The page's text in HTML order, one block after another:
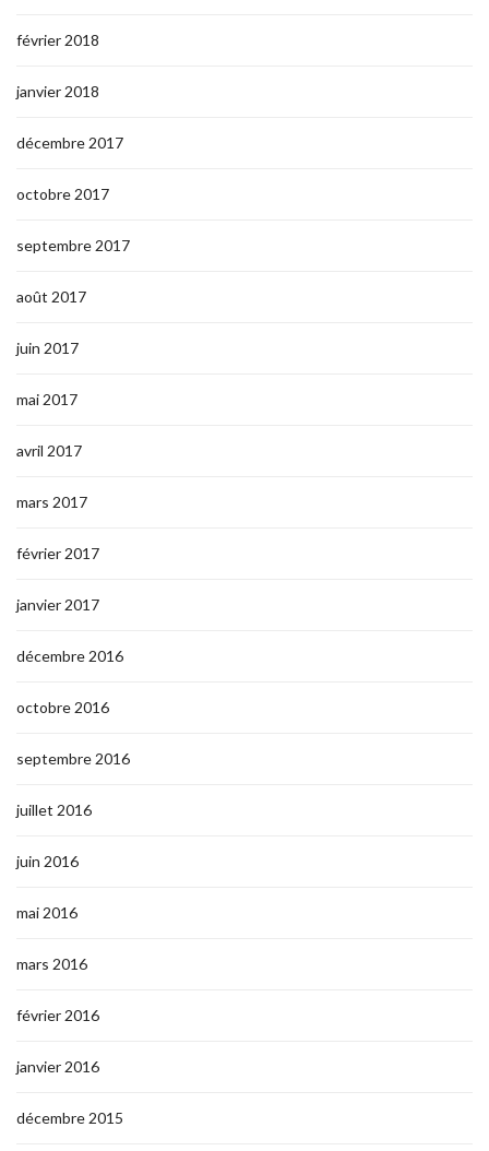
février 2018
janvier 2018
décembre 2017
octobre 2017
septembre 2017
août 2017
juin 2017
mai 2017
avril 2017
mars 2017
février 2017
janvier 2017
décembre 2016
octobre 2016
septembre 2016
juillet 2016
juin 2016
mai 2016
mars 2016
février 2016
janvier 2016
décembre 2015